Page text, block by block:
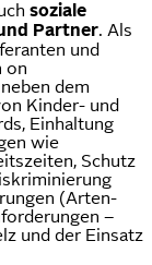
soziale
Partner. Als
und
on
dem
Kinder- und
Einhaltung
wie
Schutz
(Arten-
–
und der Einsatz